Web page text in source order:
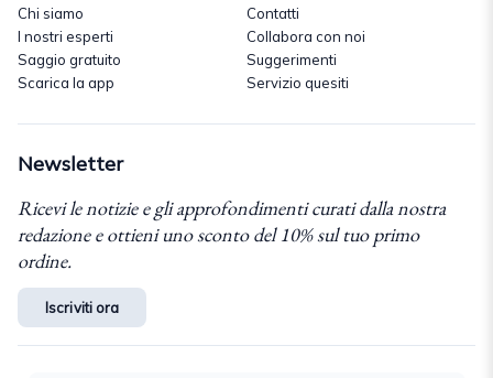
Chi siamo
I nostri esperti
Saggio gratuito
Scarica la app
Contatti
Collabora con noi
Suggerimenti
Servizio quesiti
Newsletter
Ricevi le notizie e gli approfondimenti curati dalla nostra
redazione e ottieni uno sconto del 10% sul tuo primo
ordine.
Iscriviti ora